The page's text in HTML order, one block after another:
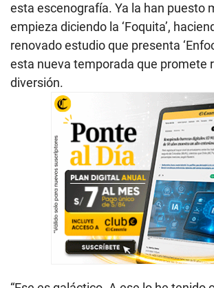
esta escenografía. Ya la han puesto
empieza diciendo la ‘Foquita’,
renovado estudio que presenta
esta nueva temporada que promete
diversión.